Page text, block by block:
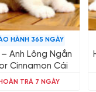
HÀNH 365 NGÀY
Anh Lông Ngắn
Cinnamon Cái
HOÀN TRẢ 7 NGÀY